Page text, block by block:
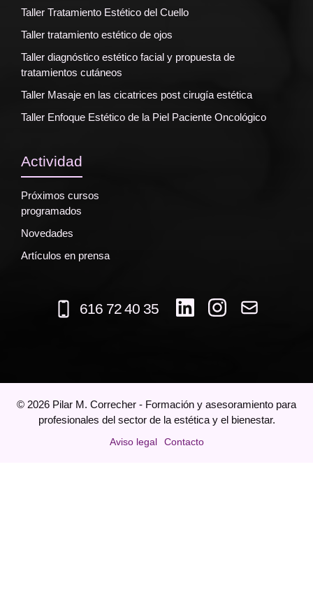
Taller Tratamiento Estético del Cuello
Taller tratamiento estético de ojos
Taller diagnóstico estético facial y propuesta de
tratamientos cutáneos
Taller Masaje en las cicatrices post cirugía estética
Taller Enfoque Estético de la Piel Paciente Oncológico
Actividad
Próximos cursos
programados
Novedades
Artículos en prensa
616 72 40 35
© 2026 Pilar M. Correcher - Formación y asesoramiento para
profesionales del sector de la estética y el bienestar.
Aviso legal Contacto